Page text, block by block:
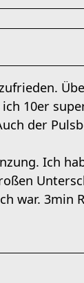
10er
der
Ich
war. 3min